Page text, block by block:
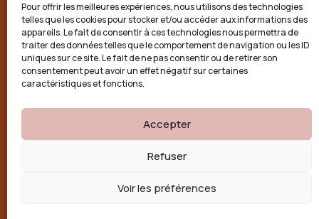
Pour offrir les meilleures expériences, nous utilisons des technologies
telles que les cookies pour stocker et/ou accéder aux informations des
appareils. Le fait de consentir à ces technologies nous permettra de
traiter des données telles que le comportement de navigation ou les ID
uniques sur ce site. Le fait de ne pas consentir ou de retirer son
consentement peut avoir un effet négatif sur certaines
caractéristiques et fonctions.
Accepter
Refuser
Voir les préférences
Politique de confidentialité
Conditions générales